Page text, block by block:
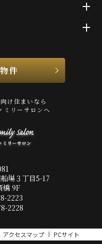
件
け住まいなら
ミリーサロンへ
場３丁目5-17
橋 9F
2223
2228
アクセスマップ
PCサイト